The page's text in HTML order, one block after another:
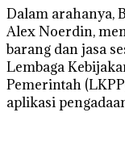
Dalam arahanya,
Alex Noerdin,
barang dan jasa
Lembaga
Pemerintah
aplikasi